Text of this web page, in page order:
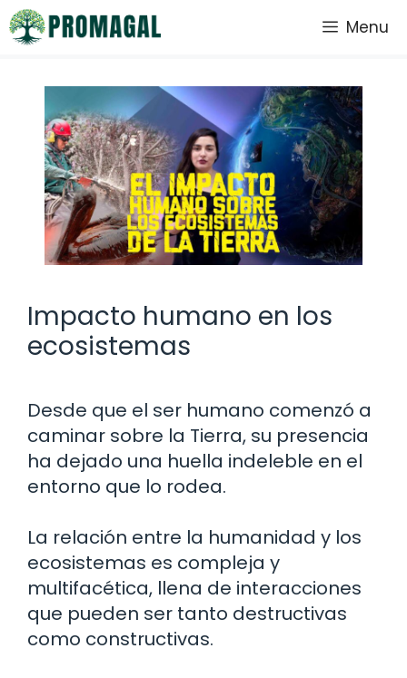
Saltar
al
Menu
Impacto humano en los
ecosistemas
Desde que el ser humano comenzó a
caminar sobre la Tierra, su presencia
ha dejado una huella indeleble en el
entorno que lo rodea.
La relación entre la humanidad y los
ecosistemas es compleja y
multifacética, llena de interacciones
que pueden ser tanto destructivas
como constructivas.